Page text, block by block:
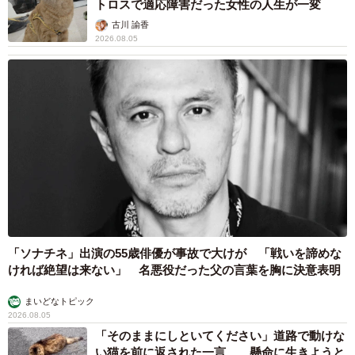
トロスで適応障害だった女性の人生が一変
古川 諭香
2026.08.05
「ソナチネ」出演の55歳俳優が事故で大けが 「戦いを諦めな
ければ絶望は来ない」 名悪役だった父の言葉を胸に決意表明
まいどなトピック
2026.08.05
「そのままにしといてください」道路で動けな
い猫を前に返された一言… 懸命に生きようと